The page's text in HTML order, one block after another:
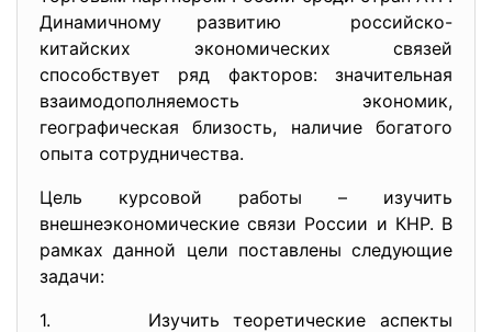
Динамичному развитию российско-
китайских экономических связей
способствует ряд факторов: значительная
взаимодополняемость экономик,
географическая близость, наличие богатого
опыта сотрудничества.
Цель курсовой работы – изучить
внешнеэкономические связи России и КНР. В
рамках данной цели поставлены следующие
задачи:
1. Изучить теоретические аспекты